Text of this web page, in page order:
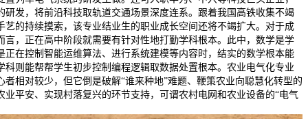
研发，将前沿科技取轨道交通场景深度连系。跟着我国高铁收集不竭
艺的持续摸索，该专业结业生的职业成长空间还将不竭扩大。对于成
言，正在高中阶段就需要有针对性地打勤学科根本。此中，数学是学
正在控制智能运维算法、进行系统建模等内容时，结实的数学根本能
科则能帮帮学生初步控制编程逻辑取数据处置根本。农业电气化专业
者相对较少，但它倒是破解“谁来种地”难题、鞭策农业向聪慧化转型的
业平安、实现村落复兴的环节支持，可谓农村电网和农业设备的“电气